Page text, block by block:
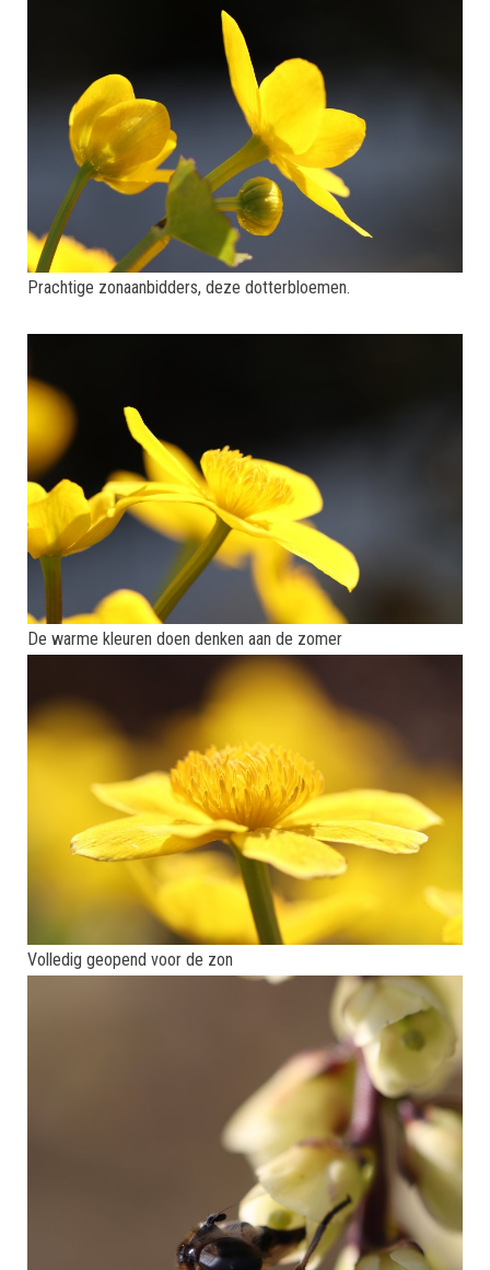
Prachtige zonaanbidders, deze dotterbloemen.
De warme kleuren doen denken aan de zomer
Volledig geopend voor de zon